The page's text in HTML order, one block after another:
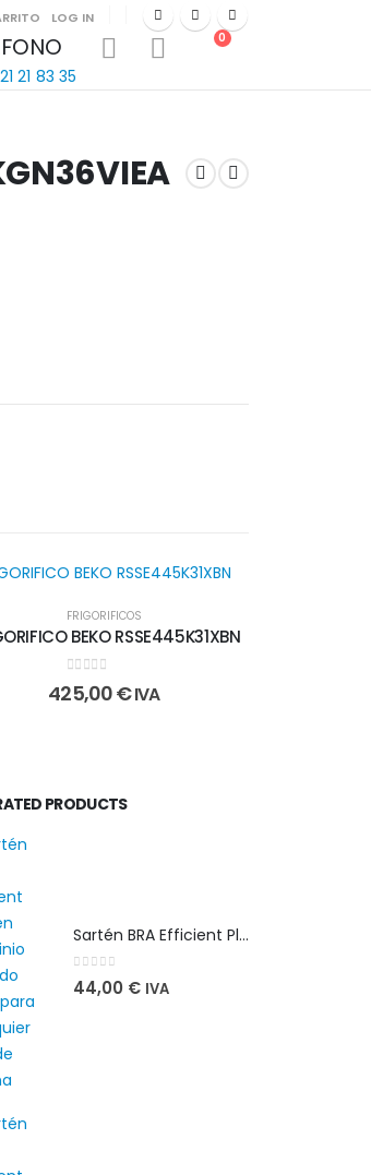
LOG IN
21 83 35
0
FRIGORIFICOS
BEKO RSSE445K31XBN
0 out of 5
425,00€IVA
PRODUCTS
Sartén BRA Efficient Plus 30 cm en aluminio fundido apta para cualquier tipo de cocina
0out of 5
44,00 € IVA